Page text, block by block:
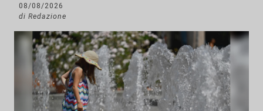
08/08/2026
di Redazione